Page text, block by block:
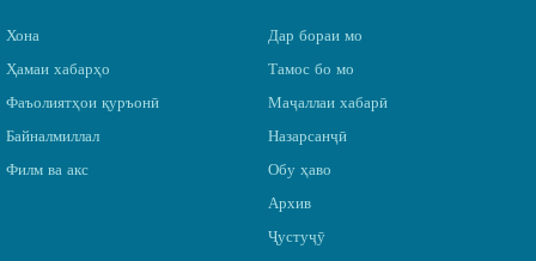
Хона
Ҳамаи хабарҳо
Фаъолиятҳои қуръонӣ
Байналмиллал
Филм ва акс
Дар бораи мо
Тамос бо мо
Маҷаллаи хабарӣ
Назарсанҷӣ
Обу ҳаво
Архив
Ҷустуҷӯ